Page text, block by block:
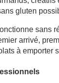
gluten
sans
arrivé,
à emporter